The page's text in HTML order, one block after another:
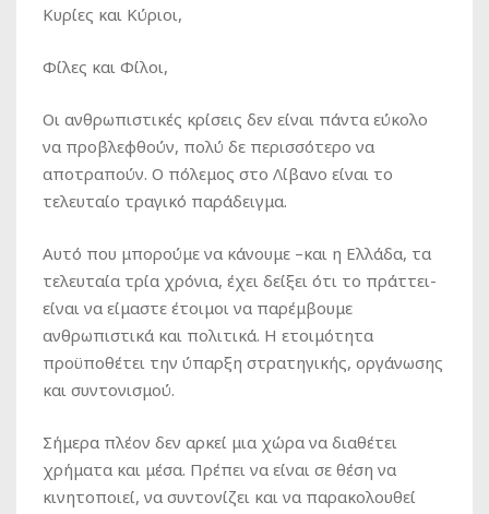
Κυρίες και Κύριοι,
Φίλες και Φίλοι,
Οι ανθρωπιστικές κρίσεις δεν είναι πάντα εύκολο
να προβλεφθούν, πολύ δε περισσότερο να
αποτραπούν. Ο πόλεμος στο Λίβανο είναι το
τελευταίο τραγικό παράδειγμα.
Αυτό που μπορούμε να κάνουμε –και η Ελλάδα, τα
τελευταία τρία χρόνια, έχει δείξει ότι το πράττει-
είναι να είμαστε έτοιμοι να παρέμβουμε
ανθρωπιστικά και πολιτικά. Η ετοιμότητα
προϋποθέτει την ύπαρξη στρατηγικής, οργάνωσης
και συντονισμού.
Σήμερα πλέον δεν αρκεί μια χώρα να διαθέτει
χρήματα και μέσα. Πρέπει να είναι σε θέση να
κινητοποιεί, να συντονίζει και να παρακολουθεί